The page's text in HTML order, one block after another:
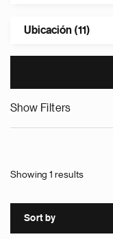
Ubicación (11)
Show Filters
Showing 1 results
Sort by